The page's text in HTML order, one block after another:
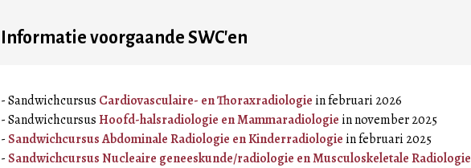
Informatie voorgaande SWC'en
- Sandwichcursus Cardiovasculaire- en Thoraxradiologie in februari 2026
- SandwichcursusHoofd-halsradiologie en Mammaradiologie in november 2025
-Sandwichcursus Abdominale Radiologie en Kinderradiologie in februari 2025
-Sandwichcursus Nucleaire geneeskunde/radiologie en Musculoskeletale Radiologie